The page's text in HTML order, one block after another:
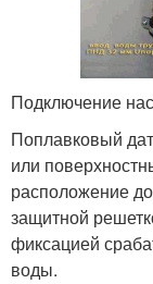
Подключение
Поплавковый
или
расположение
защитной
фиксацией
воды.